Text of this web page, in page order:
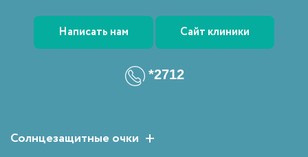
Написать нам Сайт клиники
*2712
Солнцезащитные очки